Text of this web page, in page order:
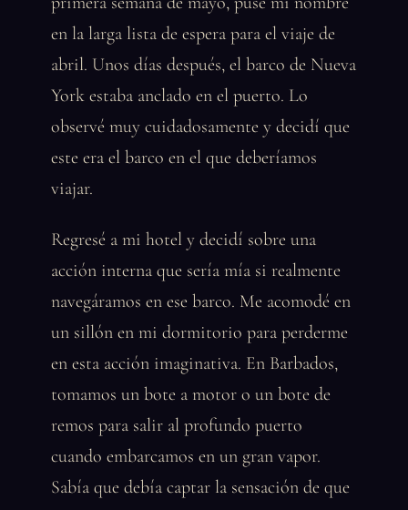
en la larga lista de espera para el viaje de
abril. Unos días después, el barco de Nueva
York estaba anclado en el puerto. Lo
observé muy cuidadosamente y decidí que
este era el barco en el que deberíamos
viajar.
Regresé a mi hotel y decidí sobre una
acción interna que sería mía si realmente
navegáramos en ese barco. Me acomodé en
un sillón en mi dormitorio para perderme
en esta acción imaginativa. En Barbados,
tomamos un bote a motor o un bote de
remos para salir al profundo puerto
cuando embarcamos en un gran vapor.
Sabía que debía captar la sensación de que